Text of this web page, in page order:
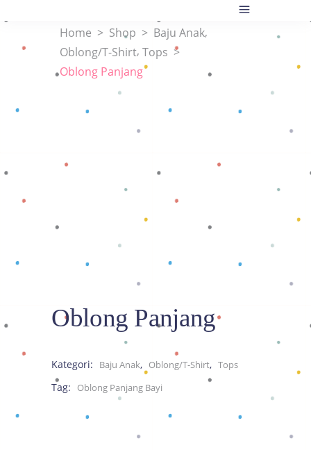
Home > Shop > Baju Anak,
Oblong/T-Shirt, Tops >
Oblong Panjang
Oblong Panjang
Kategori: Baju Anak, Oblong/T-Shirt, Tops
Tag: Oblong Panjang Bayi